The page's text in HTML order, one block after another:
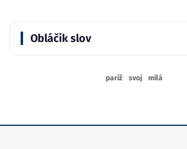
Obláčik slov
paríž svoj milá